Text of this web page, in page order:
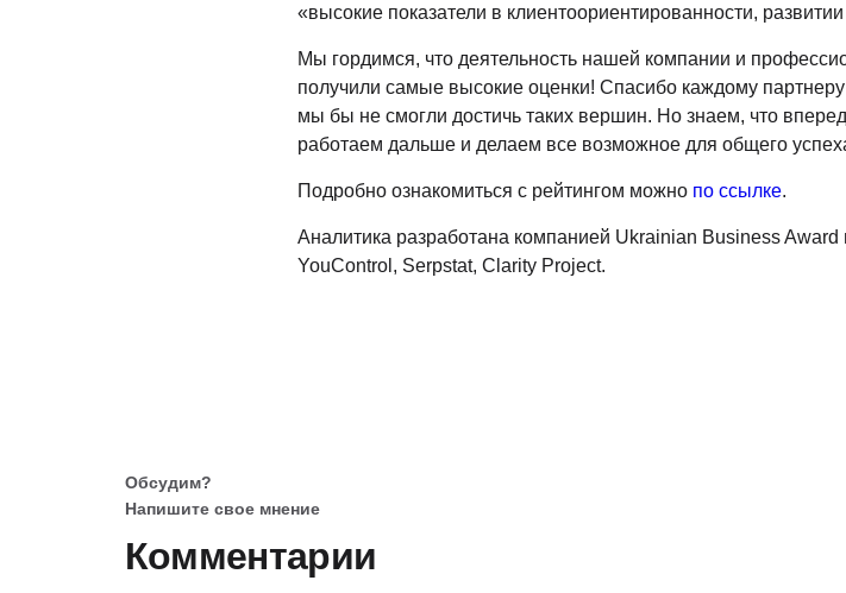
«высокие показатели в клиентоориентированности,
Мы гордимся, что деятельность нашей компании и
получили самые высокие оценки! Спасибо каждому
мы бы не смогли достичь таких вершин. Но знаем, что
работаем дальше и делаем все возможное для общего
Подробно ознакомиться с рейтингом можно по ссылке.
Аналитика разработана компанией Ukrainian Business
YouControl, Serpstat, Clarity Project.
Обсудим?
Напишите свое мнение
Комментарии